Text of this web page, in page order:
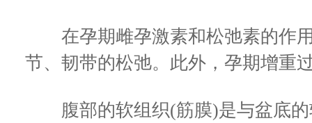
在孕期雌孕激素和松弛素的作用
节、韧带的松弛。此外，孕期增重
腹部的软组织(筋膜)是与盆底的